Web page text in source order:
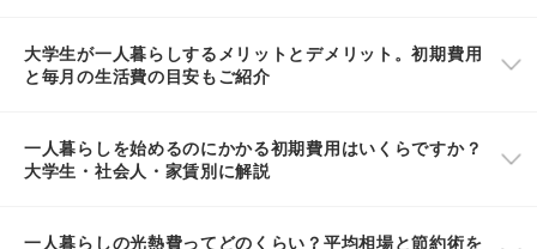
大学生が一人暮らしするメリットとデメリット。初期費用
と毎月の生活費の目安もご紹介
一人暮らしを始めるのにかかる初期費用はいくらですか？
大学生・社会人・家賃別に解説
一人暮らしの光熱費ってどのくらい？平均相場と節約術を